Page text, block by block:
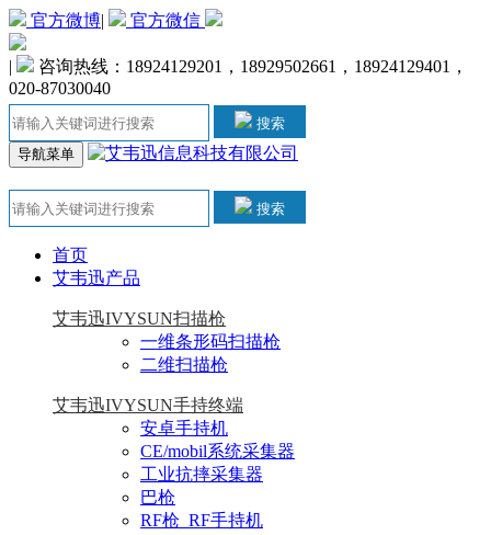
官方微博| 官方微信
|
咨询热线：18924129201，18929502661，18924129401，
020-87030040
搜索
导航菜单
搜索
首页
艾韦迅产品
艾韦迅IVYSUN扫描枪
一维条形码扫描枪
二维扫描枪
艾韦迅IVYSUN手持终端
安卓手持机
CE/mobil系统采集器
工业抗摔采集器
巴枪
RF枪_RF手持机